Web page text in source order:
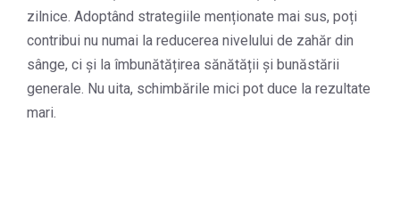
zilnice. Adoptând strategiile menționate mai sus, poți
contribui nu numai la reducerea nivelului de zahăr din
sânge, ci și la îmbunătățirea sănătății și bunăstării
generale. Nu uita, schimbările mici pot duce la rezultate
mari.